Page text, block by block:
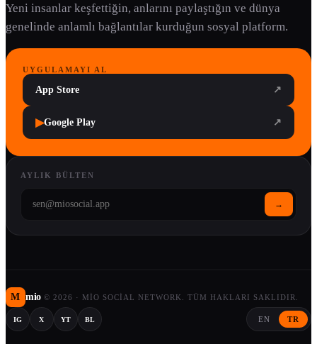
Yeni insanlar keşfettiğin, anlarını paylaştığın ve dünya
genelinde anlamlı bağlantılar kurduğun sosyal platform.
UYGULAMAYI AL
App Store ↗
▶Google Play ↗
AYLIK BÜLTEN
→
M mio © 2026 · MIO SOCIAL NETWORK. TÜM HAKLARI SAKLIDIR.
IG X YT BL EN TR